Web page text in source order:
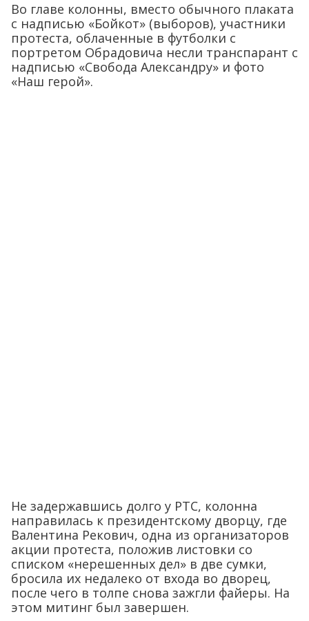
Во главе колонны, вместо обычного плаката
с надписью «Бойкот» (выборов), участники
протеста, облаченные в футболки с
портретом Обрадовича несли транспарант с
надписью «Свобода Александру» и фото
«Наш герой».
Не задержавшись долго у РТС, колонна
направилась к президентскому дворцу, где
Валентина Рекович, одна из организаторов
акции протеста, положив листовки со
списком «нерешенных дел» в две сумки,
бросила их недалеко от входа во дворец,
после чего в толпе снова зажгли файеры. На
этом митинг был завершен.